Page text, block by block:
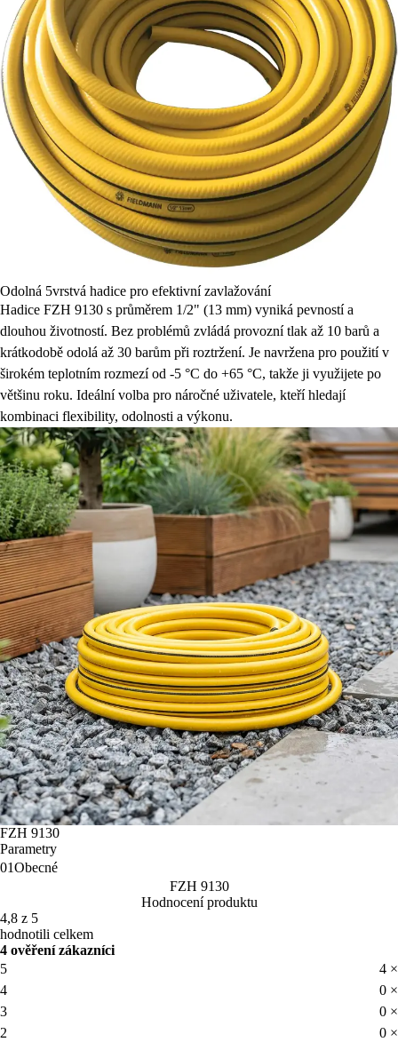
Odolná 5vrstvá hadice pro efektivní zavlažování
Hadice FZH 9130 s průměrem 1/2" (13 mm) vyniká pevností a
dlouhou životností. Bez problémů zvládá provozní tlak až 10 barů a
krátkodobě odolá až 30 barům při roztržení. Je navržena pro použití v
širokém teplotním rozmezí od -5 °C do +65 °C, takže ji využijete po
většinu roku. Ideální volba pro náročné uživatele, kteří hledají
kombinaci flexibility, odolnosti a výkonu.
FZH 9130
Parametry
01Obecné
FZH 9130
Hodnocení produktu
4,8 z 5
hodnotili celkem
4 ověření zákazníci
5
4 ×
4
0 ×
3
0 ×
2
0 ×